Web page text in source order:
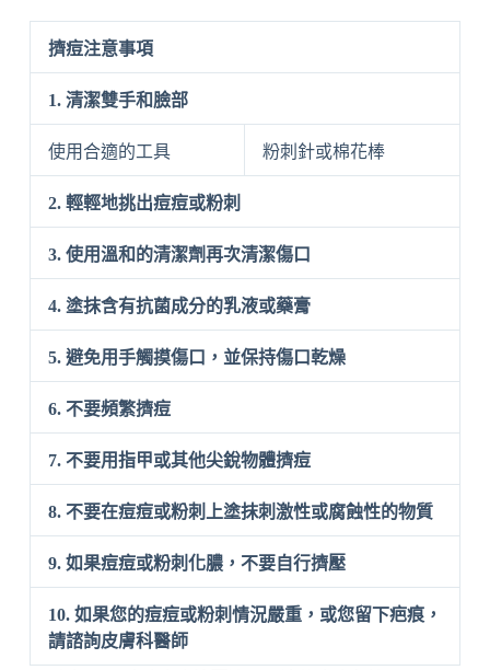
擠痘注意事項
1. 清潔雙手和臉部
使用合適的工具 粉刺針或棉花棒
2. 輕輕地挑出痘痘或粉刺
3. 使用溫和的清潔劑再次清潔傷口
4. 塗抹含有抗菌成分的乳液或藥膏
5. 避免用手觸摸傷口，並保持傷口乾燥
6. 不要頻繁擠痘
7. 不要用指甲或其他尖銳物體擠痘
8. 不要在痘痘或粉刺上塗抹刺激性或腐蝕性的物質
9. 如果痘痘或粉刺化膿，不要自行擠壓
10. 如果您的痘痘或粉刺情況嚴重，或您留下疤痕，
請諮詢皮膚科醫師